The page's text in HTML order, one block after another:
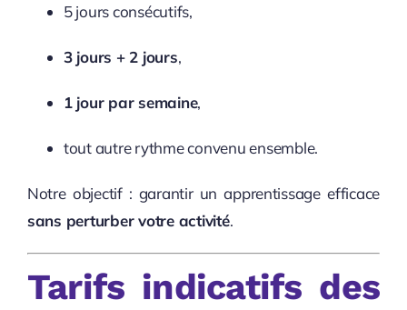
5 jours consécutifs,
3 jours + 2 jours,
1 jour par semaine,
tout autre rythme convenu ensemble.
Notre objectif : garantir un apprentissage efficace
sans perturber votre activité.
Tarifs indicatifs des